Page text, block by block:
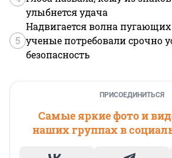
улыбнется удача
5
Надвигается волна
ученые потребовали срочно
безопасность
ПРИСОЕДИНИТЬСЯ
Самые яркие фото и
наших группах в